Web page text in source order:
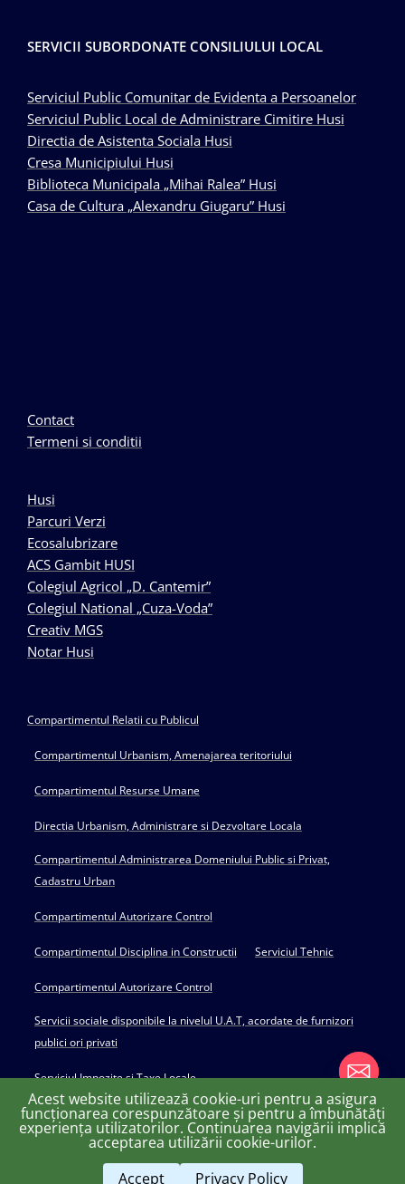
SERVICII SUBORDONATE CONSILIULUI LOCAL
Serviciul Public Comunitar de Evidenta a Persoanelor
Serviciul Public Local de Administrare Cimitire Husi
Directia de Asistenta Sociala Husi
Cresa Municipiului Husi
Biblioteca Municipala „Mihai Ralea” Husi
Casa de Cultura „Alexandru Giugaru” Husi
Contact
Termeni si conditii
Husi
Parcuri Verzi
Ecosalubrizare
ACS Gambit HUSI
Colegiul Agricol „D. Cantemir”
Colegiul National „Cuza-Voda”
Creativ MGS
Notar Husi
Compartimentul Relatii cu Publicul
Compartimentul Urbanism, Amenajarea teritoriului
Compartimentul Resurse Umane
Directia Urbanism, Administrare si Dezvoltare Locala
Compartimentul Administrarea Domeniului Public si Privat,
Cadastru Urban
Compartimentul Autorizare Control
Compartimentul Disciplina in Constructii Serviciul Tehnic
Compartimentul Autorizare Control
Servicii sociale disponibile la nivelul U.A.T, acordate de furnizori
publici ori privati
Serviciul Impozite si Taxe Locale
Copyright © 2022 Primăria Huși - powered by Creativ MGS
Acest website utilizează cookie-uri pentru a asigura
funcționarea corespunzătoare și pentru a îmbunătăți
experiența utilizatorilor. Continuarea navigării implică
acceptarea utilizării cookie-urilor.
Accept
Privacy Policy
chaty